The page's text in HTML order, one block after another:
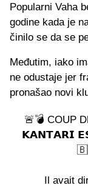
Popularni Vaha
godine kada je
činilo se da se
Međutim, iako
ne odustaje jer
pronašao novi
🚨💣 COUP
𝗞𝗔𝗡𝗧𝗔𝗥𝗜
Il avait